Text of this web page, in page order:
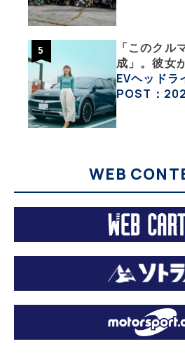
「このクル
成」。彼女
「IONIQ 5
ック」な生
EVヘッドラ
POST：
WEB